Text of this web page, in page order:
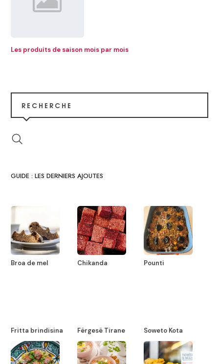
Les produits de saison mois par mois
RECHERCHE
GUIDE : LES DERNIERS AJOUTES
Broa de mel Chikanda Pounti
Fritta brindisina Fërgesë Tirane Soweto Kota